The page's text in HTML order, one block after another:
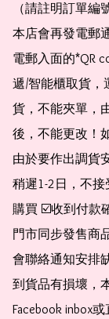
（請註明訂單
本店會再發電郵
電郵入面的*QR
遞/智能櫃取貨，
貨，不能夾單，
後，不能更改！
由於要作出調貨
稍遲1-2日，不
購買 ☑️收到付款
門市同步發售商
會聯絡通知安排
到貨品有損壞，
Facebook inbox